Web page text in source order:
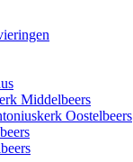
Middelbeers
Oostelbeers